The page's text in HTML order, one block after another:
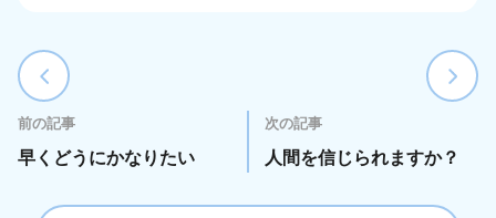
前の記事
早くどうにかなりたい
次の記事
人間を信じられますか？